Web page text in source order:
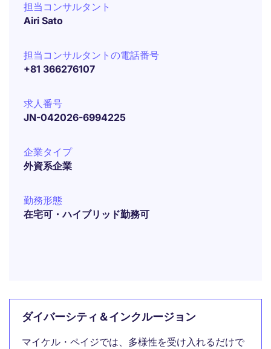
担当コンサルタント
Airi Sato
担当コンサルタントの電話番号
+81 366276107
求人番号
JN-042026-6994225
企業タイプ
外資系企業
勤務形態
在宅可・ハイブリッド勤務可
ダイバーシティ＆インクルージョン
マイケル・ペイジでは、多様性を受け入れるだけで